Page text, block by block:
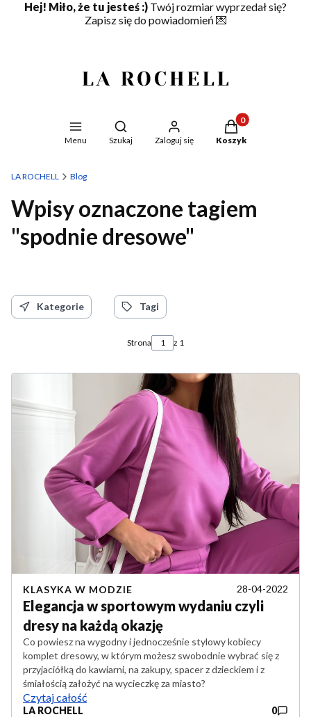
Hej! Miło, że tu jesteś :) Twój rozmiar wyprzedał się?
Zapisz się do powiadomień 💌
Menu
Otwórz wyszukiwarkę
Szukaj Zaloguj się
Produkty w
Koszyk
LA ROCHELL Blog
Wpisy oznaczone tagiem
"spodnie dresowe"
Kategorie Tagi
Strona z 1
KLASYKA W MODZIE 28-04-2022
Elegancja w sportowym wydaniu czyli
dresy na każdą okazję
Co powiesz na wygodny i jednocześnie stylowy kobiecy
komplet dresowy, w którym możesz swobodnie wybrać się z
przyjaciółką do kawiarni, na zakupy, spacer z dzieckiem i z
śmiałością założyć na wycieczkę za miasto?
Czytaj całość
LA ROCHELL 0